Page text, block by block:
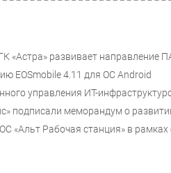
«Астра» развивает направление
EOSmobile 4.11 для ОС Android
управления ИТ-
подписали меморандум о
«Альт Рабочая станция» в